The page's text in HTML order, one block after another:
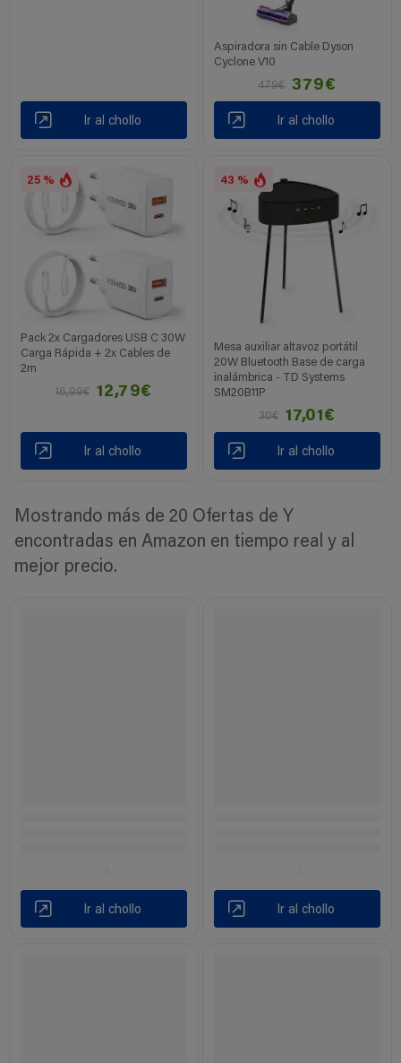
Ir al chollo
Aspiradora sin Cable Dyson
Cyclone V10
479€
379€
Ir al chollo
25 %
Pack 2x Cargadores USB C 30W
Carga Rápida + 2x Cables de
2m
16,99€
12,79€
Ir al chollo
43 %
Mesa auxiliar altavoz portátil
20W Bluetooth Base de carga
inalámbrica - TD Systems
SM20B11P
30€
17,01€
Ir al chollo
Mostrando más de 20 Ofertas de Y
encontradas en Amazon en tiempo real y al
mejor precio.
Ir al chollo Ir al chollo